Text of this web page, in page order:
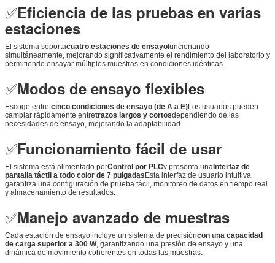
✅Eficiencia de las pruebas en varias
estaciones
El sistema soportacuatro estaciones de ensayofuncionando
simultáneamente, mejorando significativamente el rendimiento del laboratorio y
permitiendo ensayar múltiples muestras en condiciones idénticas.
✅Modos de ensayo flexibles
Escoge entre:cinco condiciones de ensayo (de A a E)Los usuarios pueden
cambiar rápidamente entretrazos largos y cortosdependiendo de las
necesidades de ensayo, mejorando la adaptabilidad.
✅Funcionamiento fácil de usar
El sistema está alimentado porControl por PLCy presenta unaInterfaz de
pantalla táctil a todo color de 7 pulgadasEsta interfaz de usuario intuitiva
garantiza una configuración de prueba fácil, monitoreo de datos en tiempo real
y almacenamiento de resultados.
✅Manejo avanzado de muestras
Cada estación de ensayo incluye un sistema de precisióncon una capacidad
de carga superior a 300 W, garantizando una presión de ensayo y una
dinámica de movimiento coherentes en todas las muestras.